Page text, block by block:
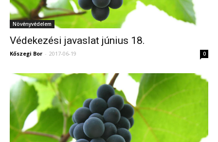
Növényvédelem
Védekezési javaslat június 18.
Kőszegi Bor - 2017-06-19 0